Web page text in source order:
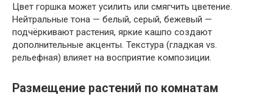
Цвет горшка может усилить или смягчить цветение.
Нейтральные тона — белый, серый, бежевый —
подчёркивают растения, яркие кашпо создают
дополнительные акценты. Текстура (гладкая vs.
рельефная) влияет на восприятие композиции.
Размещение растений по комнатам